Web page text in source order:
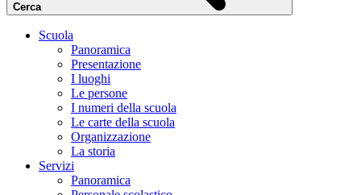
Cerca
Scuola
Panoramica
Presentazione
I luoghi
Le persone
I numeri della scuola
Le carte della scuola
Organizzazione
La storia
Servizi
Panoramica